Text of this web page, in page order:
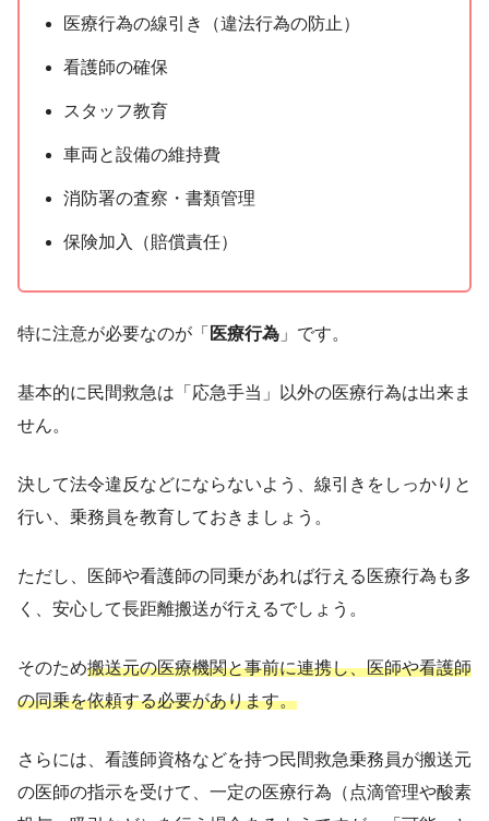
医療行為の線引き（違法行為の防止）
看護師の確保
スタッフ教育
車両と設備の維持費
消防署の査察・書類管理
保険加入（賠償責任）
特に注意が必要なのが「 医療行為 」です。
基本的に民間救急は「応急手当」以外の医療行為は出来ま
せん。
決して法令違反などにならないよう、線引きをしっかりと
行い、乗務員を教育しておきましょう。
ただし、医師や看護師の同乗があれば行える医療行為も多
く、安心して長距離搬送が行えるでしょう。
そのため搬送元の医療機関と事前に連携し、医師や看護師
の同乗を依頼する必要があります。
さらには、看護師資格などを持つ民間救急乗務員が搬送元
の医師の指示を受けて、一定の医療行為（点滴管理や酸素